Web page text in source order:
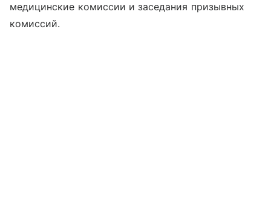
медицинские комиссии и заседания призывных
комиссий.